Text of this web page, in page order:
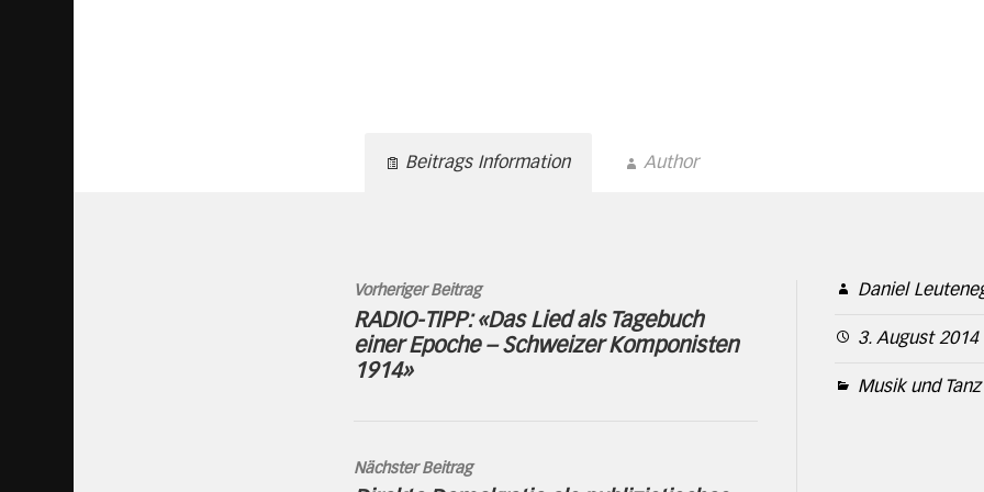
Beitrags Information Author
Daniel
3. August 2014
Musik und Tanz
Vorheriger Beitrag
RADIO-TIPP: «Das Lied als Tagebuch
einer Epoche – Schweizer Komponisten
1914»
Nächster Beitrag